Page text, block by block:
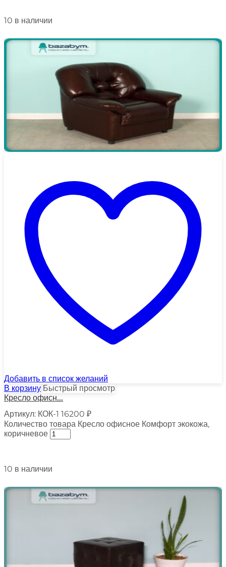
10 в наличии
Добавить в список желаний
В корзину Быстрый просмотр
Кресло офисн...
Артикул: КОК-1 16200 ₽
Количество товара Кресло офисное Комфорт экокожа,
коричневое
10 в наличии